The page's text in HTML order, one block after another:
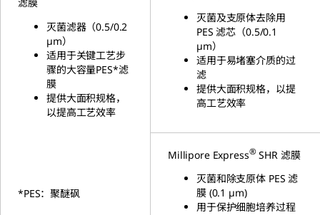
滤膜
灭菌滤器（0.5/0.2
µm）
适用于关键工艺步
骤的大容量PES*滤
膜
提供大面积规格，
以提高工艺效率
*PES：聚醚砜
灭菌及支原体去除用
PES 滤芯（0.5/0.1
µm）
适用于易堵塞介质的过
滤
提供大面积规格，以提
高工艺效率
Millipore Express® SHR 滤膜
灭菌和除支原体 PES 滤
膜 (0.1 µm)
用于保护细胞培养过程